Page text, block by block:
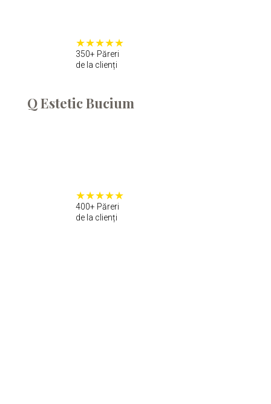
350+ Păreri
de la clienți
Q Estetic Bucium
400+ Păreri
de la clienți